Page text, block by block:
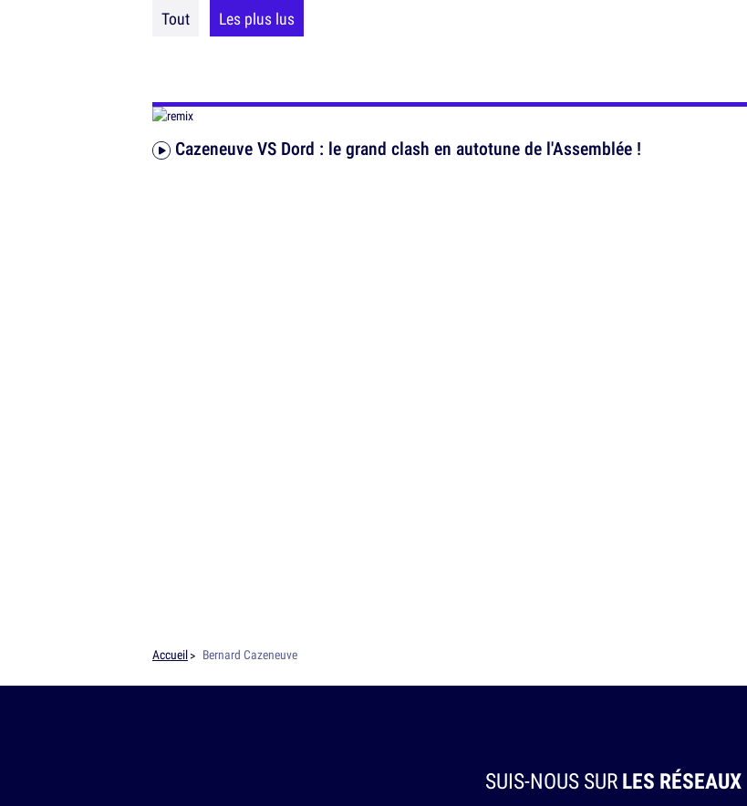
Tout Les plus lus
Cazeneuve VS Dord : le grand clash en autotune de l'Assemblée !
Accueil Bernard Cazeneuve
SUIS-NOUS SURLES RÉSEAUX